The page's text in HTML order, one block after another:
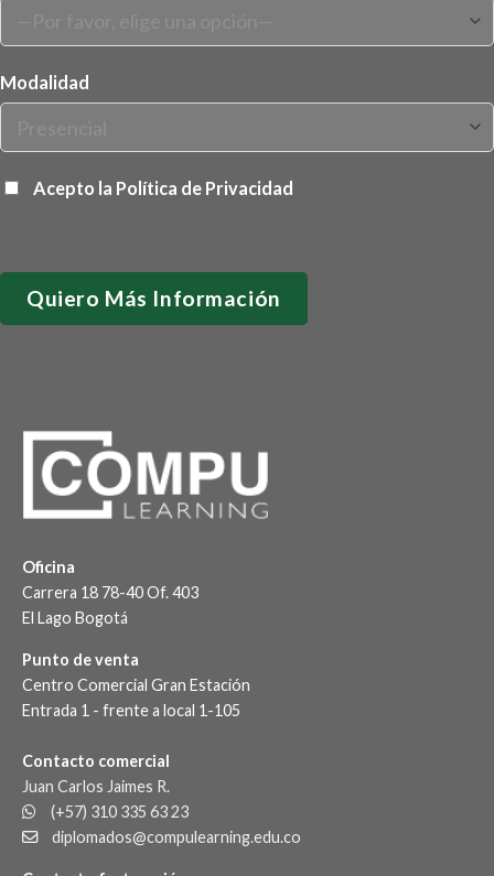
Modalidad
Acepto la Política de Privacidad
Oficina
Carrera 18 78-40 Of. 403
El Lago Bogotá
Punto de venta
Centro Comercial Gran Estación
Entrada 1 - frente a local 1-105
Contacto comercial
Juan Carlos Jaimes R.
(+57) 310 335 63 23
diplomados@compulearning.edu.co